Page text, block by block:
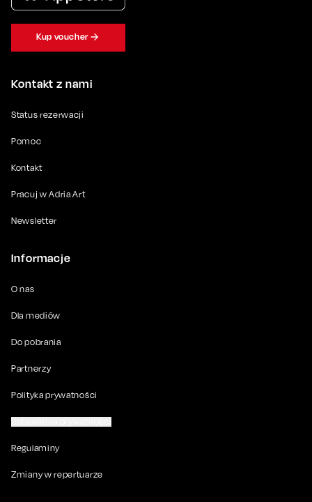
Kontakt z nami
Status rezerwacji
Pomoc
Kontakt
Pracuj w Adria Art
Newsletter
Informacje
O nas
Dla mediów
Do pobrania
Partnerzy
Polityka prywatności
Regulaminy
Zmiany w repertuarze
Kup voucher